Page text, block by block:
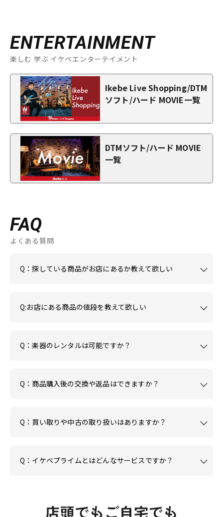
ENTERTAINMENT
楽しむ 学ぶ イケベエンターテイメント
Ikebe Live Shopping/DTM
ソフト/ハード MOVIE一覧
DTMソフト/ハード MOVIE
一覧
FAQ
よくある質問
Q：探している商品がお店にあるか教えて欲しい
Q:お店にある商品の値段を教えて欲しい
Q：楽器のレンタルは可能ですか？
Q：商品購入後の交換や返品はできますか？
Q：買い取りや中古の取り扱いはありますか？
Q：イケベプライムとはどんなサービスですか？